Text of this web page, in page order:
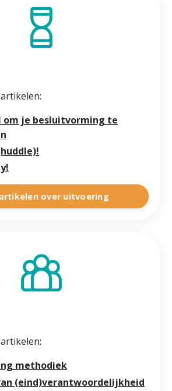
om je besluitvorming te
over uitvoering
methodiek
(eind)verantwoordelijkheid